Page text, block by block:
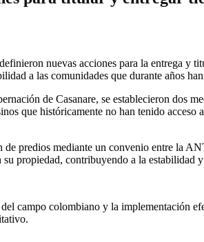
nuevas acciones para la entrega y
a las comunidades que durante años
de Casanare, se establecieron dos
que históricamente no han tenido
predios mediante un convenio entre la
propiedad, contribuyendo a la estabilidad
campo colombiano y la implementación